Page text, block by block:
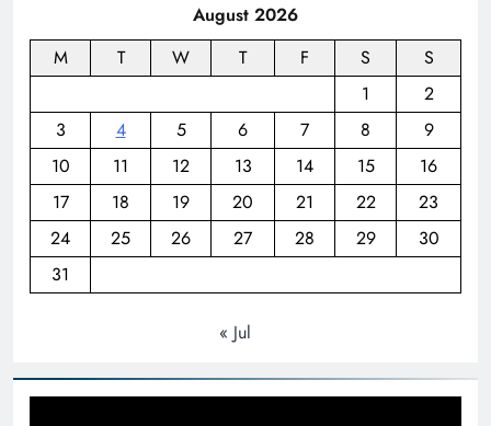
August 2026
M
T W T F S
S
1
2
3
4 5 6 7 8
9
10
11 12 13 14 15
16
17
18 19 20 21 22
23
24
25 26 27 28 29
30
31
« Jul